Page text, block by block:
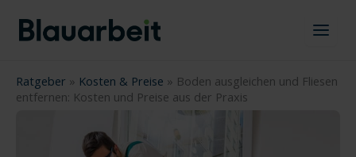
Inhalt
springen
Ratgeber » Kosten & Preise » Boden ausgleichen und Fliesen
entfernen: Kosten und Preise aus der Praxis